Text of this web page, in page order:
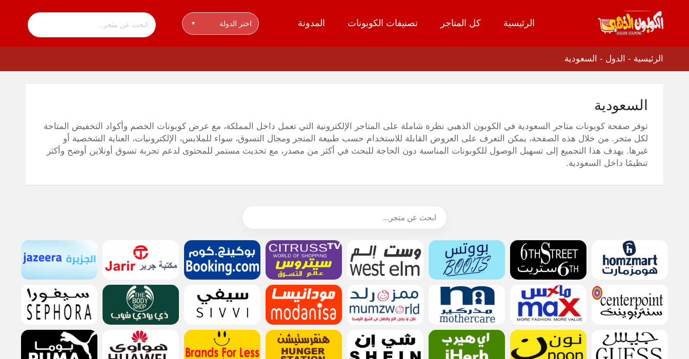
تخطي
المحتوى
الرئيسية كل المتاجر تصنيفات الكوبونات المدونة اختر الدولة ▾
الرئيسية - الدول - السعودية
السعودية
توفر صفحة كوبونات متاجر السعودية في الكوبون الذهبي نظرة شاملة على المتاجر الإلكترونية التي تعمل داخل المملكة، مع عرض كوبونات الخصم وأكواد التخفيض المتاحة
لكل متجر. من خلال هذه الصفحة، يمكن التعرف على العروض القابلة للاستخدام حسب طبيعة المتجر ومجال التسوق، سواء للملابس، الإلكترونيات، العناية الشخصية أو
غيرها. يهدف هذا التجميع إلى تسهيل الوصول للكوبونات المناسبة دون الحاجة للبحث في أكثر من مصدر، مع تحديث مستمر للمحتوى لدعم تجربة تسوق أونلاين أوضح وأكثر
تنظيمًا داخل السعودية.